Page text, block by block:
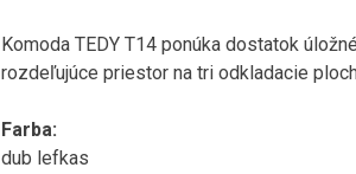
Komoda TEDY T14 ponúka dostatok
rozdeľujúce priestor na tri odkladacie
Farba:
dub lefkas